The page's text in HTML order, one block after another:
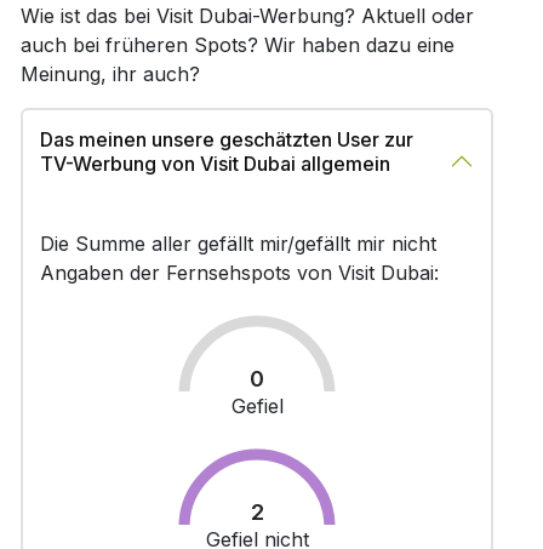
Wie ist das bei Visit Dubai-Werbung? Aktuell oder
auch bei früheren Spots? Wir haben dazu eine
Meinung, ihr auch?
Das meinen unsere geschätzten User zur
TV-Werbung von Visit Dubai allgemein
Die Summe aller gefällt mir/gefällt mir nicht
Angaben der Fernsehspots von Visit Dubai:
0
Gefiel
2
Gefiel nicht